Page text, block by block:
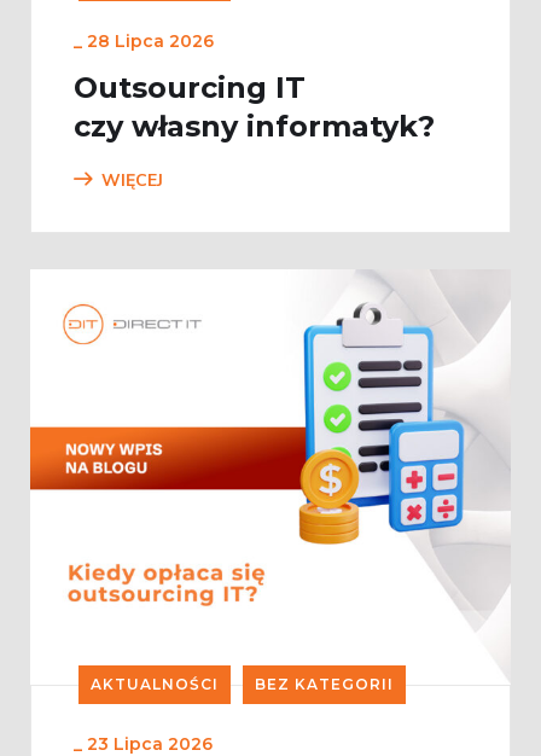
_ 28 Lipca 2026
Outsourcing IT
czy własny informatyk?
WIĘCEJ
AKTUALNOŚCI BEZ KATEGORII
_ 23 Lipca 2026